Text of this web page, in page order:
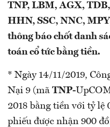
TNP, LBM, AGX,
HHN, SSC, NNC,
thông báo chốt danh
toán cổ tức bằng tiền.
* Ngày 14/11/2019,
Nại 9 (mã TNP-
2018 bằng tiền với tỷ lệ
phiếu được nhận 900